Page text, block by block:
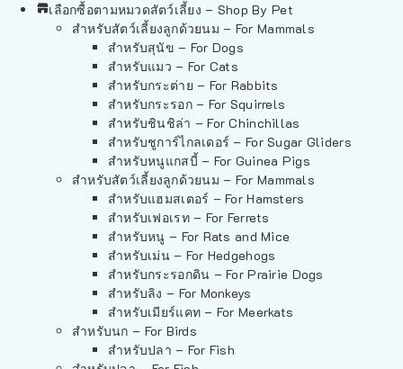
เลือกซื้อตามหมวดสัตว์เลี้ยง – Shop By Pet
สำหรับสัตว์เลี้ยงลูกด้วยนม – For Mammals
สำหรับสุนัข – For Dogs
สำหรับแมว – For Cats
สำหรับกระต่าย – For Rabbits
สำหรับกระรอก – For Squirrels
สำหรับชินชิล่า – For Chinchillas
สำหรับชูการ์ไกลเดอร์ – For Sugar Gliders
สำหรับหนูแกสบี้ – For Guinea Pigs
สำหรับสัตว์เลี้ยงลูกด้วยนม – For Mammals
สำหรับแฮมสเตอร์ – For Hamsters
สำหรับเฟอเรท – For Ferrets
สำหรับหนู – For Rats and Mice
สำหรับเม่น – For Hedgehogs
สำหรับกระรอกดิน – For Prairie Dogs
สำหรับลิง – For Monkeys
สำหรับเมียร์แคท – For Meerkats
สำหรับนก – For Birds
สำหรับปลา – For Fish